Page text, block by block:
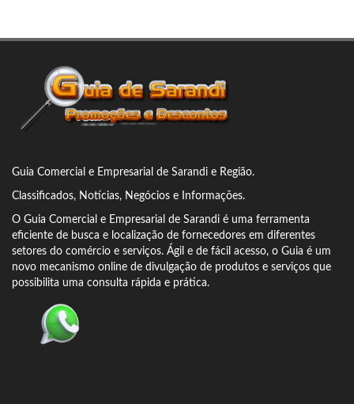
Guia Comercial e Empresarial de Sarandi e Região.
Classificados, Notícias, Negócios e Informações.
O Guia Comercial e Empresarial de Sarandi é uma ferramenta
eficiente de busca e localização de fornecedores em diferentes
setores do comércio e serviços. Ágil e de fácil acesso, o Guia é um
novo mecanismo online de divulgação de produtos e serviços que
possibilita uma consulta rápida e prática.